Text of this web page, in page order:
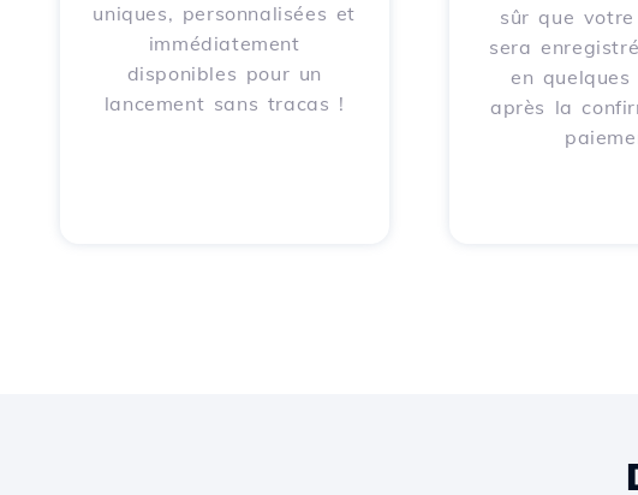
uniques, personnalisées et
immédiatement
disponibles pour un
lancement sans tracas !
sûr que
sera
en quelques
après la